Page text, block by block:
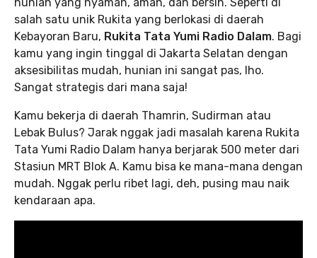
hunian yang nyaman, aman, dan bersih. Seperti di
salah satu unik Rukita yang berlokasi di daerah
Kebayoran Baru, Rukita Tata Yumi Radio Dalam. Bagi
kamu yang ingin tinggal di Jakarta Selatan dengan
aksesibilitas mudah, hunian ini sangat pas, lho.
Sangat strategis dari mana saja!
Kamu bekerja di daerah Thamrin, Sudirman atau
Lebak Bulus? Jarak nggak jadi masalah karena Rukita
Tata Yumi Radio Dalam hanya berjarak 500 meter dari
Stasiun MRT Blok A. Kamu bisa ke mana-mana dengan
mudah. Nggak perlu ribet lagi, deh, pusing mau naik
kendaraan apa.